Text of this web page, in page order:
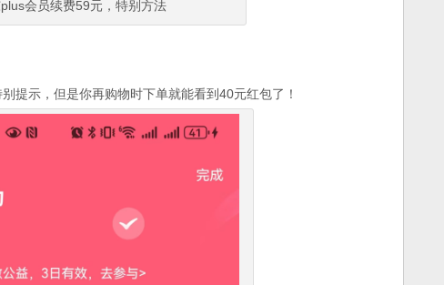
会员续费59元，特别方法
提示，但是你再购物时下单就能看到40元红包了！